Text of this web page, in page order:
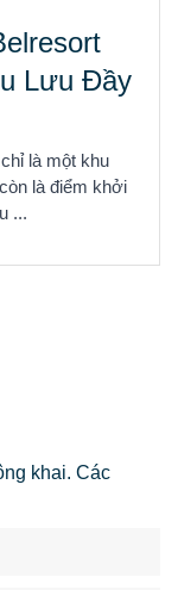
Lưu Đầy
là một khu
là điểm khởi
...
khai. Các